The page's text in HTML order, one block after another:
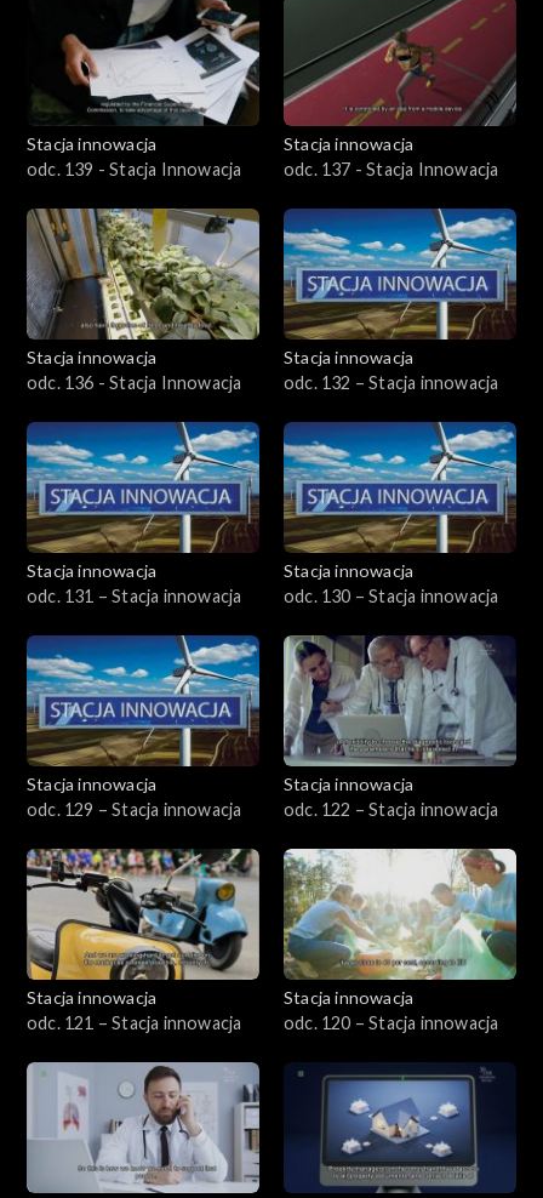
Stacja innowacja
odc. 139 - Stacja Innowacja
Stacja innowacja
odc. 137 - Stacja Innowacja
Stacja innowacja
odc. 136 - Stacja Innowacja
Stacja innowacja
odc. 132 – Stacja innowacja
Stacja innowacja
odc. 131 – Stacja innowacja
Stacja innowacja
odc. 130 – Stacja innowacja
Stacja innowacja
odc. 129 – Stacja innowacja
Stacja innowacja
odc. 122 – Stacja innowacja
Stacja innowacja
odc. 121 – Stacja innowacja
Stacja innowacja
odc. 120 – Stacja innowacja